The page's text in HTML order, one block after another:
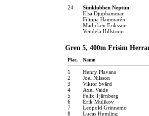
24
Simklubben Neptun
Elsa Djuphammar
Filippa Hammarén
Madicken Eriksson
Vendela Hillström
Gren 5, 400m Frisim
Plac. Namn
1 Henry Plavans
2
Joel Nilsson
3
Viktor Svärd
4
Axel Vaide
5
Felix Tjärnberg
6
Erik Mulikov
7
Leopold Grinnemo
8
Lucas Humling